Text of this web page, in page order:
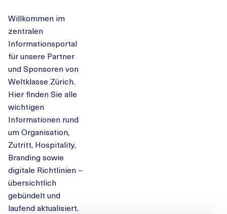
Willkommen im
zentralen
Informationsportal
für unsere Partner
und Sponsoren von
Weltklasse Zürich.
Hier finden Sie alle
wichtigen
Informationen rund
um Organisation,
Zutritt, Hospitality,
Branding sowie
digitale Richtlinien –
übersichtlich
gebündelt und
laufend aktualisiert.